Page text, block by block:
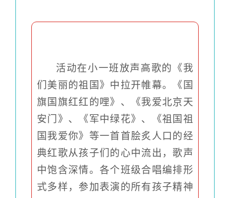
活动在小一班放声高歌的《我
们美丽的祖国》中拉开帷幕。
《国
旗国旗红红的哩》、《我爱北京天
安门》、《军中绿花》、《祖国祖
国我爱你》等一首首脍炙人口的经
典红歌从孩子们的心中流出，歌声
中饱含深情。各个班级合唱编排形
式多样，参加表演的所有孩子精神